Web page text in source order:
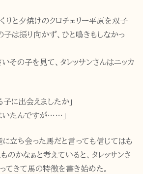
りと夕焼けのクロチェリー平原を双子
子は振り向かず、ひと鳴きもしなかっ
その子を見て、タレッサンさんはニッカ
子に出会えましたか」
いたんですが……」
立ち会った馬だと言っても信じてはも
のかなぁと考えていると、タレッサンさ
てきて馬の特徴を書き始めた。